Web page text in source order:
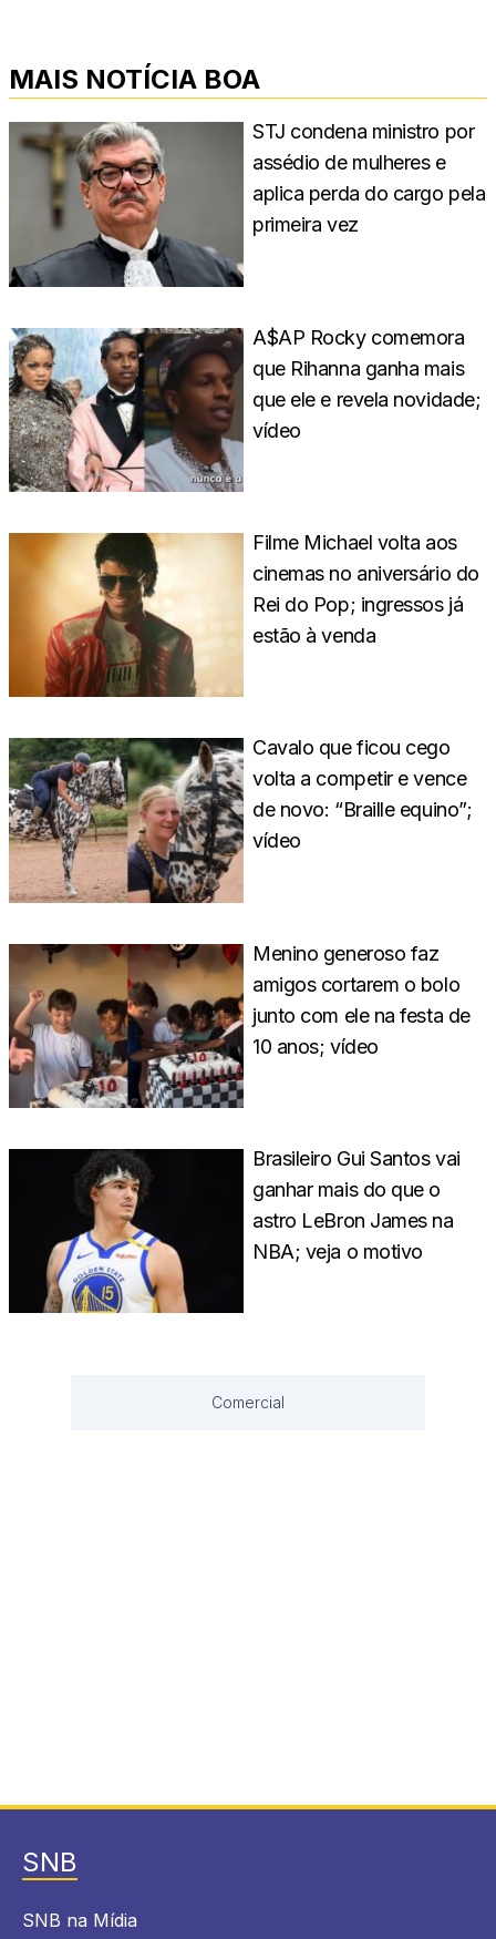
MAIS NOTÍCIA BOA
STJ condena ministro por
assédio de mulheres e
aplica perda do cargo pela
primeira vez
A$AP Rocky comemora
que Rihanna ganha mais
que ele e revela novidade;
vídeo
Filme Michael volta aos
cinemas no aniversário do
Rei do Pop; ingressos já
estão à venda
Cavalo que ficou cego
volta a competir e vence
de novo: “Braille equino”;
vídeo
Menino generoso faz
amigos cortarem o bolo
junto com ele na festa de
10 anos; vídeo
Brasileiro Gui Santos vai
ganhar mais do que o
astro LeBron James na
NBA; veja o motivo
Comercial
SNB
SNB na Mídia